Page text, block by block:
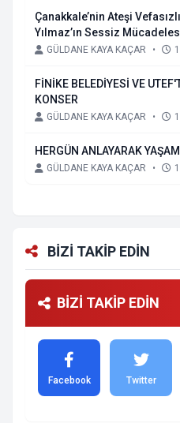
Çanakkale’nin Ateşi Vefasızlıkta Sınanıyor, Levent
Yılmaz’ın Sessiz
GÜLDANE KAYA KAÇAR •
FİNİKE BELEDİYESİ VE
KONSER
GÜLDANE KAYA KAÇAR •
HERGÜN ANLAYARAK
GÜLDANE KAYA KAÇAR •
BİZİ TAKİP EDİN
BİZİ TAKİP EDİN
Facebook Twitter